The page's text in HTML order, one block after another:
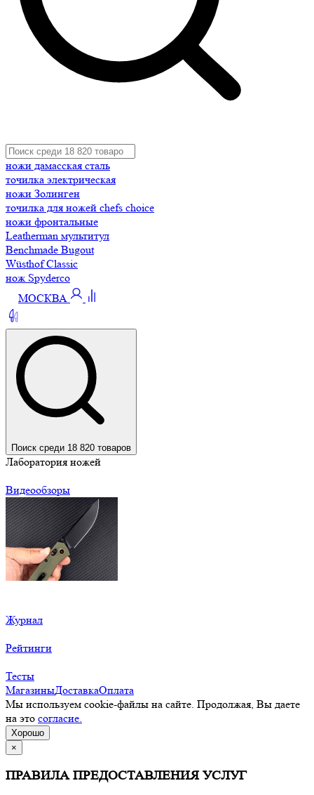
ножи дамасская сталь
точилка электрическая
ножи Золинген
точилка для ножей chefs choice
ножи фронтальные
Leatherman мультитул
Benchmade Bugout
Wüsthof Classic
нож Spyderco
МОСКВА
Поиск среди 18 820 товаров
Лаборатория ножей
Видеообзоры
Журнал
Рейтинги
Тесты
МагазиныДоставкаОплата
Мы используем cookie-файлы на сайте. Продолжая, Вы даете
на это согласие.
Хорошо
×
ПРАВИЛА ПРЕДОСТАВЛЕНИЯ УСЛУГ